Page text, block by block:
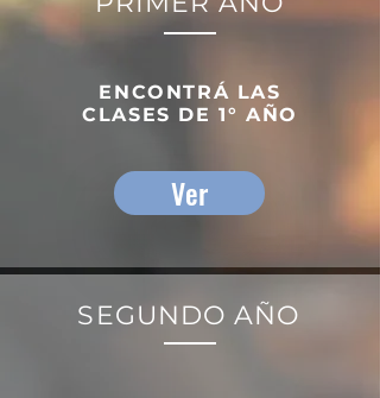
ENCONTRÁ LAS
CLASES DE 1° AÑO
Ver
SEGUNDO AÑO